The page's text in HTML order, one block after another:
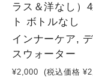
ラス＆洋なし）
ト ボトルなし
インナーケア,
スウォーター
¥2,000 (税込価格